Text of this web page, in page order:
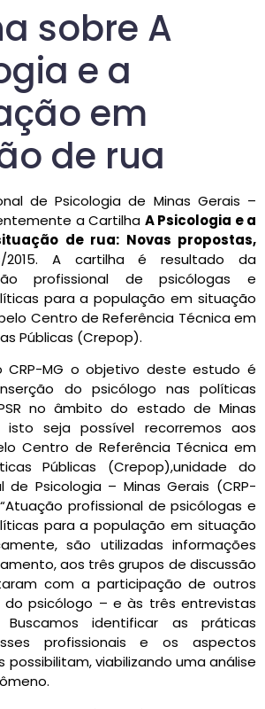
sobre A
e a
em
de rua
de Psicologia de Minas Gerais –
a Cartilha A Psicologia e a
de rua: Novas propostas,
/2015. A cartilha é resultado da
profissional de psicólogas e
para a população em situação
Centro de Referência Técnica em
Públicas (Crepop).
MG o objetivo deste estudo é
do psicólogo nas políticas
no âmbito do estado de Minas
isto seja possível recorremos aos
Centro de Referência Técnica em
Públicas (Crepop),unidade do
de Psicologia – Minas Gerais (CRP-
profissional de psicólogas e
para a população em situação
são utilizadas informações
aos três grupos de discussão
com a participação de outros
do psicólogo – e às três entrevistas
Buscamos identificar as práticas
profissionais e os aspectos
possibilitam, viabilizando uma análise